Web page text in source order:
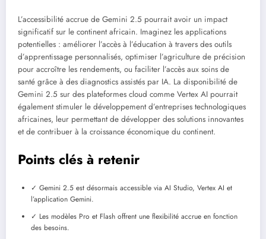
L’accessibilité accrue de Gemini 2.5 pourrait avoir un impact
significatif sur le continent africain. Imaginez les applications
potentielles : améliorer l’accès à l’éducation à travers des outils
d’apprentissage personnalisés, optimiser l’agriculture de précision
pour accroître les rendements, ou faciliter l’accès aux soins de
santé grâce à des diagnostics assistés par IA. La disponibilité de
Gemini 2.5 sur des plateformes cloud comme Vertex AI pourrait
également stimuler le développement d’entreprises technologiques
africaines, leur permettant de développer des solutions innovantes
et de contribuer à la croissance économique du continent.
Points clés à retenir
✓ Gemini 2.5 est désormais accessible via AI Studio, Vertex AI et
l’application Gemini.
✓ Les modèles Pro et Flash offrent une flexibilité accrue en fonction
des besoins.